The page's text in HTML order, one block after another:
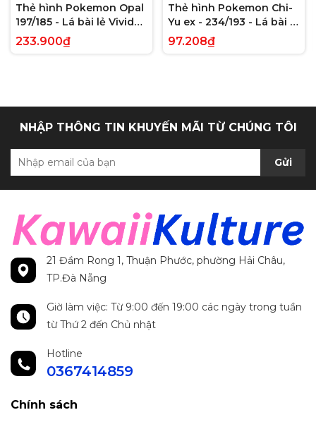
Thẻ hình Pokemon Opal
197/185 - Lá bài lẻ Vivid
Voltage Hyper Rare tiếng
Anh chính hãng
233.900₫
Thẻ hình Pokemon Chi-
Yu ex - 234/193 - Lá bài lẻ
Paldea Evolved Full Art
Secret Rare tiếng Anh
97.208₫
NHẬP THÔNG TIN KHUYẾN MÃI TỪ CHÚNG TÔI
Gửi
21 Đầm Rong 1, Thuận Phước, phường Hải Châu,
TP.Đà Nẵng
Giờ làm việc: Từ 9:00 đến 19:00 các ngày trong tuần
từ Thứ 2 đến Chủ nhật
Hotline
0367414859
Chính sách